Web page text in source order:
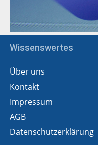
Wissenswertes
Über uns
Kontakt
Impressum
AGB
Datenschutzerklärung